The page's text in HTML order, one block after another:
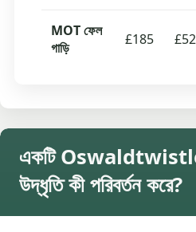
MOT ফেল
গাড়ি
£185
একটি Oswaldtwistle
উদ্ধৃতি কী পরিবর্তন করে?